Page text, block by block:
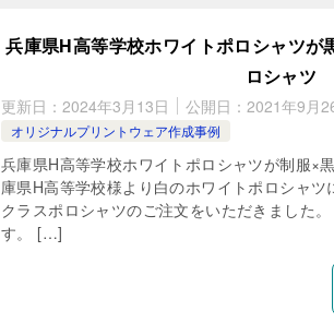
兵庫県H高等学校ホワイトポロシャツが
ロシャツ
更新日： 2024年3月13日 公開日： 2021年9月
オリジナルプリントウェア作成事例
兵庫県H高等学校ホワイトポロシャツが制服×
庫県H高等学校様より白のホワイトポロシャ
クラスポロシャツのご注文をいただきました
す。 […]